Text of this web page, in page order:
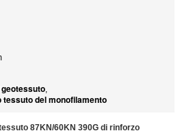
,
tessuto del monofilamento
87KN/60KN 390G di rinforzo